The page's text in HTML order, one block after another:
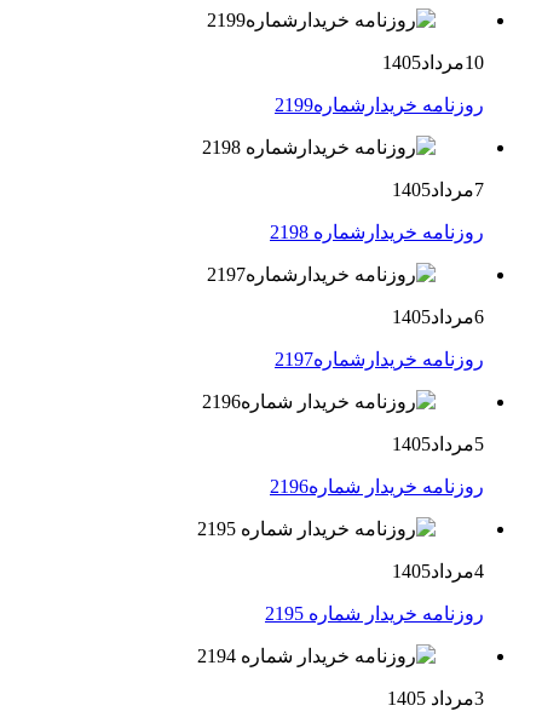
10مرداد1405
روزنامه خریدارشماره2199
7مرداد1405
روزنامه خریدارشماره 2198
6مرداد1405
روزنامه خریدارشماره2197
5مرداد1405
روزنامه خریدار شماره2196
4مرداد1405
روزنامه خریدار شماره 2195
3مرداد 1405